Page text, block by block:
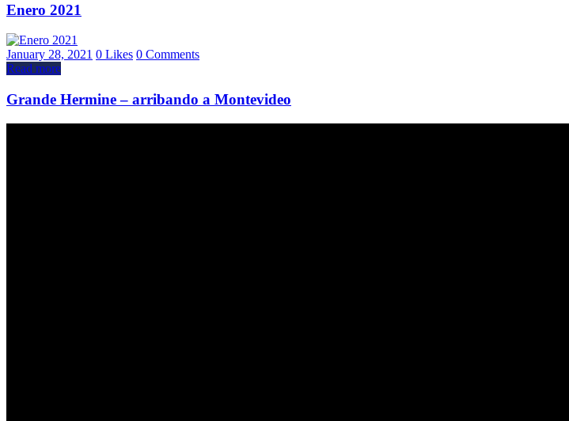
Enero 2021
January 28, 2021 0 Likes 0 Comments
Read more
Grande Hermine – arribando a Montevideo